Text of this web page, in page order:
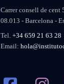
Carrer consell de cent
08.013 - Barcelona -
Tel.+34 659 21 63 28
Email: